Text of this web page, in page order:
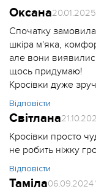
Оксана20.01.2025
Спочатку
шкіра м'яка,
але вони
щось придумаю!
Кросівки дуже
Відповісти
Світлана
Кросівки просто
не робить ніжку
Відповісти
Таміла06.09.2024